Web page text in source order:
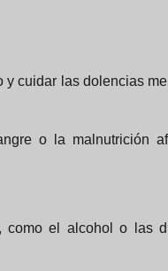
y cuidar las dolencias
o la malnutrición
como el alcohol o las